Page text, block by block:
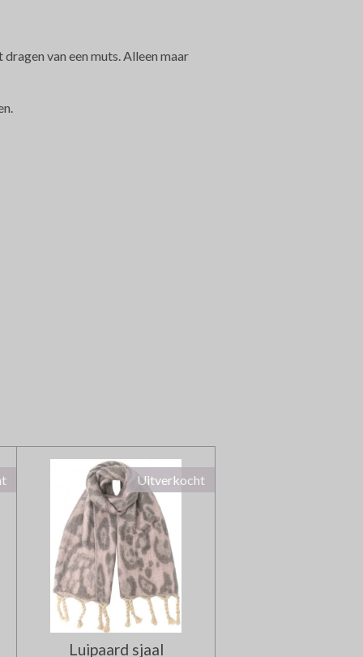
van een muts. Alleen maar
Uitverkocht
Luipaard sjaal